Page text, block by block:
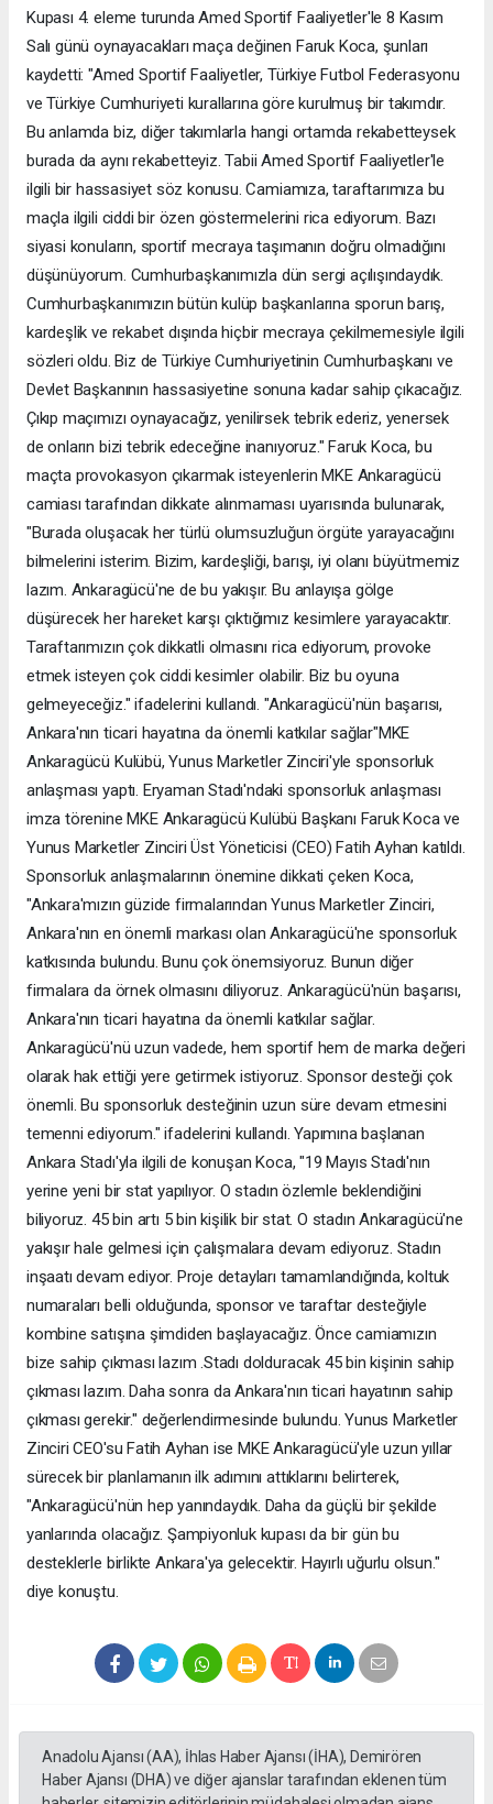
Kupası 4. eleme turunda Amed Sportif Faaliyetler'le 8 Kasım
Salı günü oynayacakları maça değinen Faruk Koca, şunları
kaydetti: "Amed Sportif Faaliyetler, Türkiye Futbol Federasyonu
ve Türkiye Cumhuriyeti kurallarına göre kurulmuş bir takımdır.
Bu anlamda biz, diğer takımlarla hangi ortamda rekabetteysek
burada da aynı rekabetteyiz. Tabii Amed Sportif Faaliyetler'le
ilgili bir hassasiyet söz konusu. Camiamıza, taraftarımıza bu
maçla ilgili ciddi bir özen göstermelerini rica ediyorum. Bazı
siyasi konuların, sportif mecraya taşımanın doğru olmadığını
düşünüyorum. Cumhurbaşkanımızla dün sergi açılışındaydık.
Cumhurbaşkanımızın bütün kulüp başkanlarına sporun barış,
kardeşlik ve rekabet dışında hiçbir mecraya çekilmemesiyle ilgili
sözleri oldu. Biz de Türkiye Cumhuriyetinin Cumhurbaşkanı ve
Devlet Başkanının hassasiyetine sonuna kadar sahip çıkacağız.
Çıkıp maçımızı oynayacağız, yenilirsek tebrik ederiz, yenersek
de onların bizi tebrik edeceğine inanıyoruz." Faruk Koca, bu
maçta provokasyon çıkarmak isteyenlerin MKE Ankaragücü
camiası tarafından dikkate alınmaması uyarısında bulunarak,
"Burada oluşacak her türlü olumsuzluğun örgüte yarayacağını
bilmelerini isterim. Bizim, kardeşliği, barışı, iyi olanı büyütmemiz
lazım. Ankaragücü'ne de bu yakışır. Bu anlayışa gölge
düşürecek her hareket karşı çıktığımız kesimlere yarayacaktır.
Taraftarımızın çok dikkatli olmasını rica ediyorum, provoke
etmek isteyen çok ciddi kesimler olabilir. Biz bu oyuna
gelmeyeceğiz." ifadelerini kullandı. "Ankaragücü'nün başarısı,
Ankara'nın ticari hayatına da önemli katkılar sağlar"MKE
Ankaragücü Kulübü, Yunus Marketler Zinciri'yle sponsorluk
anlaşması yaptı. Eryaman Stadı'ndaki sponsorluk anlaşması
imza törenine MKE Ankaragücü Kulübü Başkanı Faruk Koca ve
Yunus Marketler Zinciri Üst Yöneticisi (CEO) Fatih Ayhan katıldı.
Sponsorluk anlaşmalarının önemine dikkati çeken Koca,
"Ankara'mızın güzide firmalarından Yunus Marketler Zinciri,
Ankara'nın en önemli markası olan Ankaragücü'ne sponsorluk
katkısında bulundu. Bunu çok önemsiyoruz. Bunun diğer
firmalara da örnek olmasını diliyoruz. Ankaragücü'nün başarısı,
Ankara'nın ticari hayatına da önemli katkılar sağlar.
Ankaragücü'nü uzun vadede, hem sportif hem de marka değeri
olarak hak ettiği yere getirmek istiyoruz. Sponsor desteği çok
önemli. Bu sponsorluk desteğinin uzun süre devam etmesini
temenni ediyorum." ifadelerini kullandı. Yapımına başlanan
Ankara Stadı'yla ilgili de konuşan Koca, "19 Mayıs Stadı'nın
yerine yeni bir stat yapılıyor. O stadın özlemle beklendiğini
biliyoruz. 45 bin artı 5 bin kişilik bir stat. O stadın Ankaragücü'ne
yakışır hale gelmesi için çalışmalara devam ediyoruz. Stadın
inşaatı devam ediyor. Proje detayları tamamlandığında, koltuk
numaraları belli olduğunda, sponsor ve taraftar desteğiyle
kombine satışına şimdiden başlayacağız. Önce camiamızın
bize sahip çıkması lazım .Stadı dolduracak 45 bin kişinin sahip
çıkması lazım. Daha sonra da Ankara'nın ticari hayatının sahip
çıkması gerekir." değerlendirmesinde bulundu. Yunus Marketler
Zinciri CEO'su Fatih Ayhan ise MKE Ankaragücü'yle uzun yıllar
sürecek bir planlamanın ilk adımını attıklarını belirterek,
"Ankaragücü'nün hep yanındaydık. Daha da güçlü bir şekilde
yanlarında olacağız. Şampiyonluk kupası da bir gün bu
desteklerle birlikte Ankara'ya gelecektir. Hayırlı uğurlu olsun."
diye konuştu.
Anadolu Ajansı (AA), İhlas Haber Ajansı (İHA), Demirören
Haber Ajansı (DHA) ve diğer ajanslar tarafından eklenen tüm